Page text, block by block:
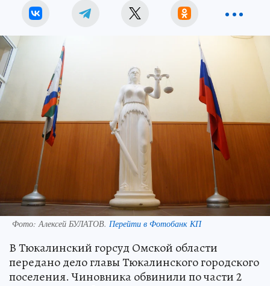
Фото:Алексей БУЛАТОВ. Перейти в Фотобанк КП
В Тюкалинский горсуд Омской области
передано дело главы Тюкалинского городского
поселения. Чиновника обвинили по части 2